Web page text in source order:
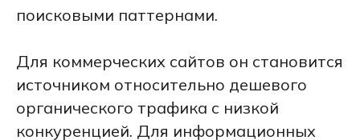
поисковыми паттернами.
Для коммерческих сайтов он становится
источником относительно дешевого
органического трафика с низкой
конкуренцией. Для информационных